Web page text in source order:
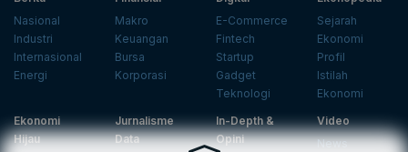
Nasional
Industri
Internasional
Energi
Makro
Keuangan
Bursa
Korporasi
E-Commerce
Fintech
Startup
Gadget
Teknologi
Sejarah
Ekonomi
Profil
Istilah
Ekonomi
Ekonomi
Hijau
Jurnalisme
Data
In-Depth &
Opini
Video
News